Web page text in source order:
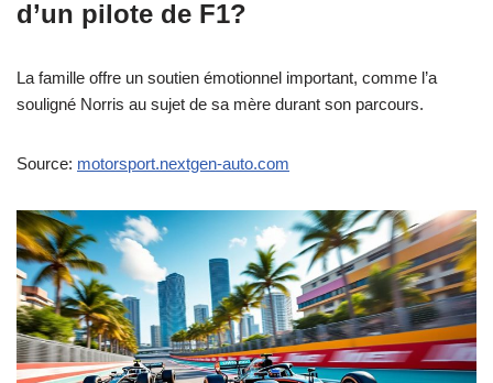
d’un pilote de F1?
La famille offre un soutien émotionnel important, comme l’a
souligné Norris au sujet de sa mère durant son parcours.
Source: motorsport.nextgen-auto.com